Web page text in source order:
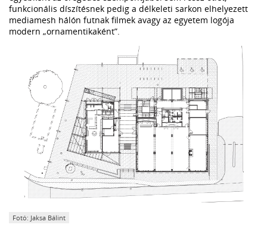
funkcionális díszítésnek pedig a délkeleti sarkon elhelyezett
mediamesh hálón futnak filmek avagy az egyetem logója
modern „ornamentikaként”.
Fotó: Jaksa Bálint